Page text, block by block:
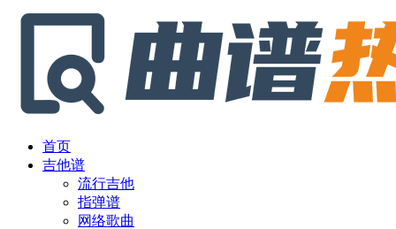
首页
吉他谱
流行吉他
指弹谱
网络歌曲